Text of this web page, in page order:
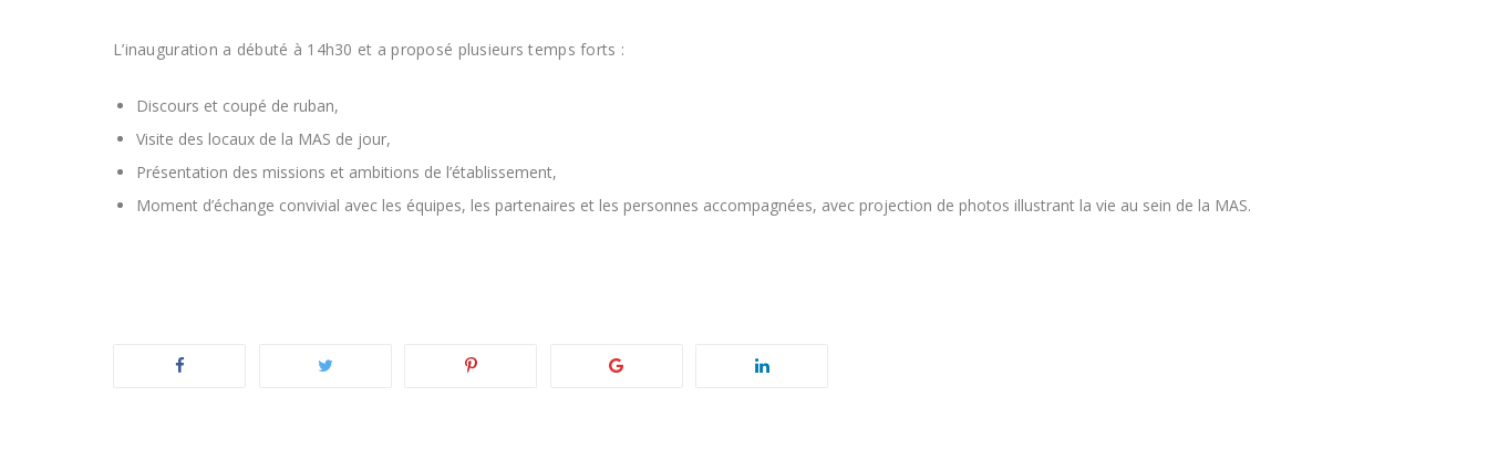
L’inauguration a débuté à 14h30 et a proposé plusieurs temps forts :
Discours et coupé de ruban,
Visite des locaux de la MAS de jour,
Présentation des missions et ambitions de l’établissement,
Moment d’échange convivial avec les équipes, les partenaires et les personnes accompagnées, avec projection de photos illustrant la vie au sein de la MAS.